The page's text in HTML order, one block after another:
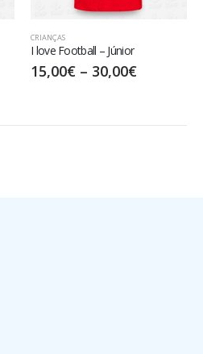
CRIANÇAS
I love Football – Júnior
15,00€ – 30,00€